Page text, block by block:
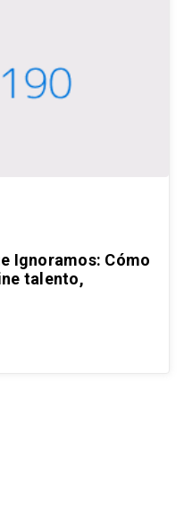
Ignoramos: Cómo
talento,